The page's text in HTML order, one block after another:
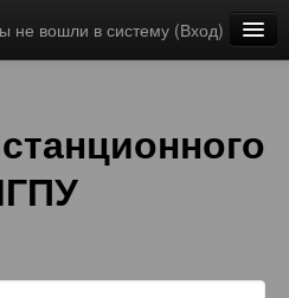
не вошли в систему (Вход)